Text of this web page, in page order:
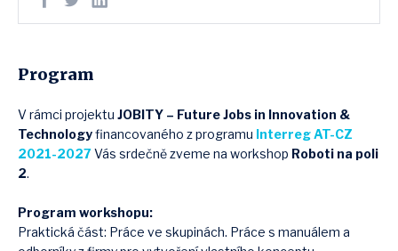
Program
V rámci projektu JOBITY – Future Jobs in Innovation &
Technologyfinancovaného z programu Interreg AT-CZ
2021-2027Vás srdečně zveme na workshop Roboti na poli
2.
Program workshopu:
Praktická část: Práce ve skupinách. Práce s manuálem a